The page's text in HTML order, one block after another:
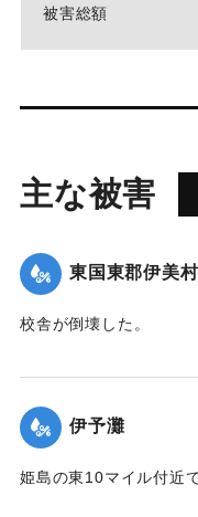
被害総額
主な被害
東国東郡伊美
校舎が倒壊した。
｜固有コード:
伊予灘
姫島の東10マイル付近